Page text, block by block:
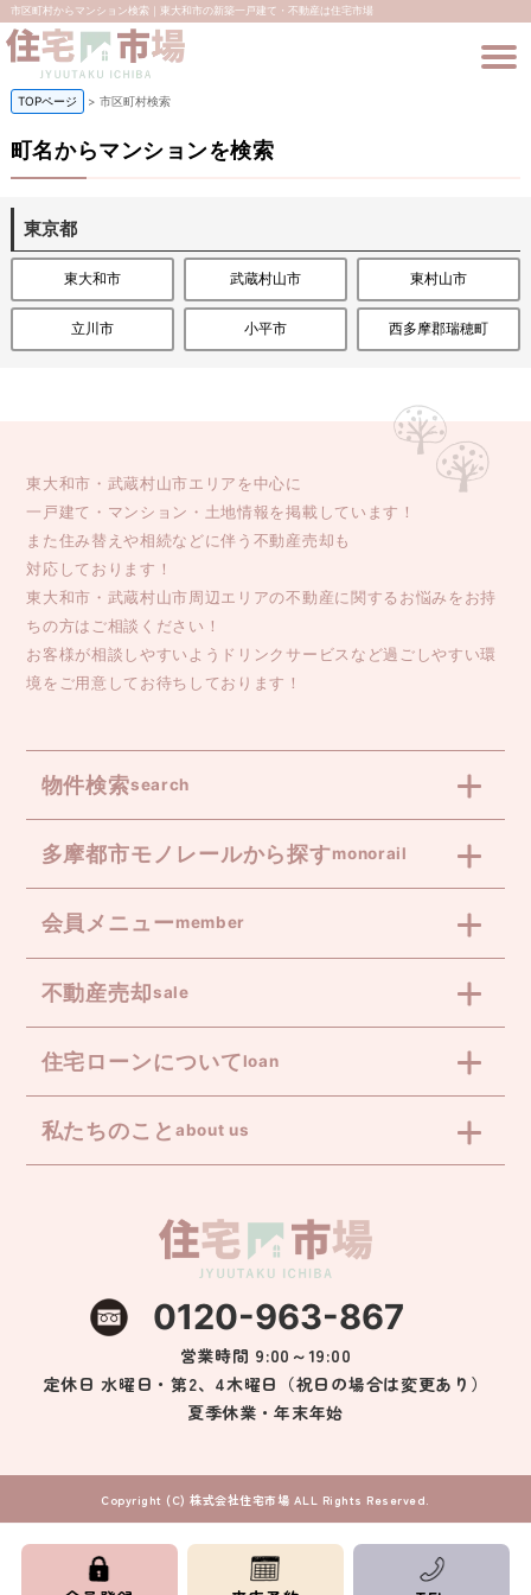
市区町村からマンション検索｜東大和市の新築一戸建て・不動産は住宅市場
TOPページ > 市区町村検索
町名からマンションを検索
東京都
東大和市 武蔵村山市 東村山市
立川市 小平市 西多摩郡瑞穂町
東大和市・武蔵村山市エリアを中心に
一戸建て・マンション・土地情報を掲載しています！
また住み替えや相続などに伴う不動産売却も
対応しております！
東大和市・武蔵村山市周辺エリアの不動産に関するお悩みをお持
ちの方はご相談ください！
お客様が相談しやすいようドリンクサービスなど過ごしやすい環
境をご用意してお待ちしております！
物件検索search
多摩都市モノレールから探すmonorail
会員メニューmember
不動産売却sale
住宅ローンについてloan
私たちのこと about us
0120-963-867
営業時間 9:00～19:00
定休日 水曜日・第2、4木曜日（祝日の場合は変更あり）
夏季休業・年末年始
Copyright (C) 株式会社住宅市場 ALL Rights Reserved.